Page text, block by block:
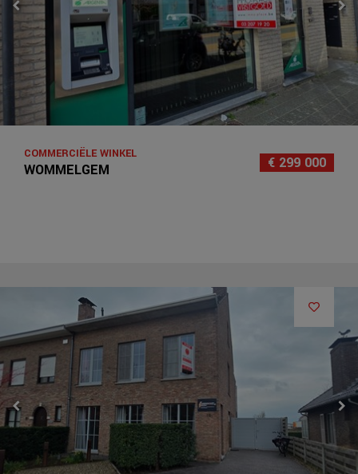
€ 299 000
WOMMELGEM
COMMERCIËLE WINKEL